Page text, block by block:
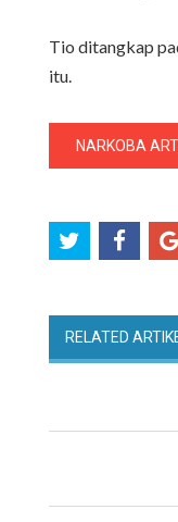
Tio ditangkap
itu.
NARKOBA
RELATED